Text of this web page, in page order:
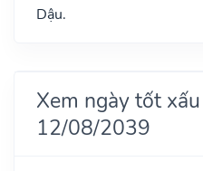
Dậu.
Xem ngày tốt
12/08/2039